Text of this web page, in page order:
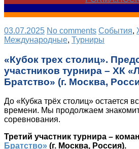
03.07.2025 No comments Cобытия,
Международные, Турниры
«Кубок трех столиц».
участников турнира – ХК
Братство» (г. Москва,
До «Кубка трёх столиц» остается
времени. Мы продолжаем
соревнования.
Третий участник турнира –
Братство» (г. Москва, Россия).